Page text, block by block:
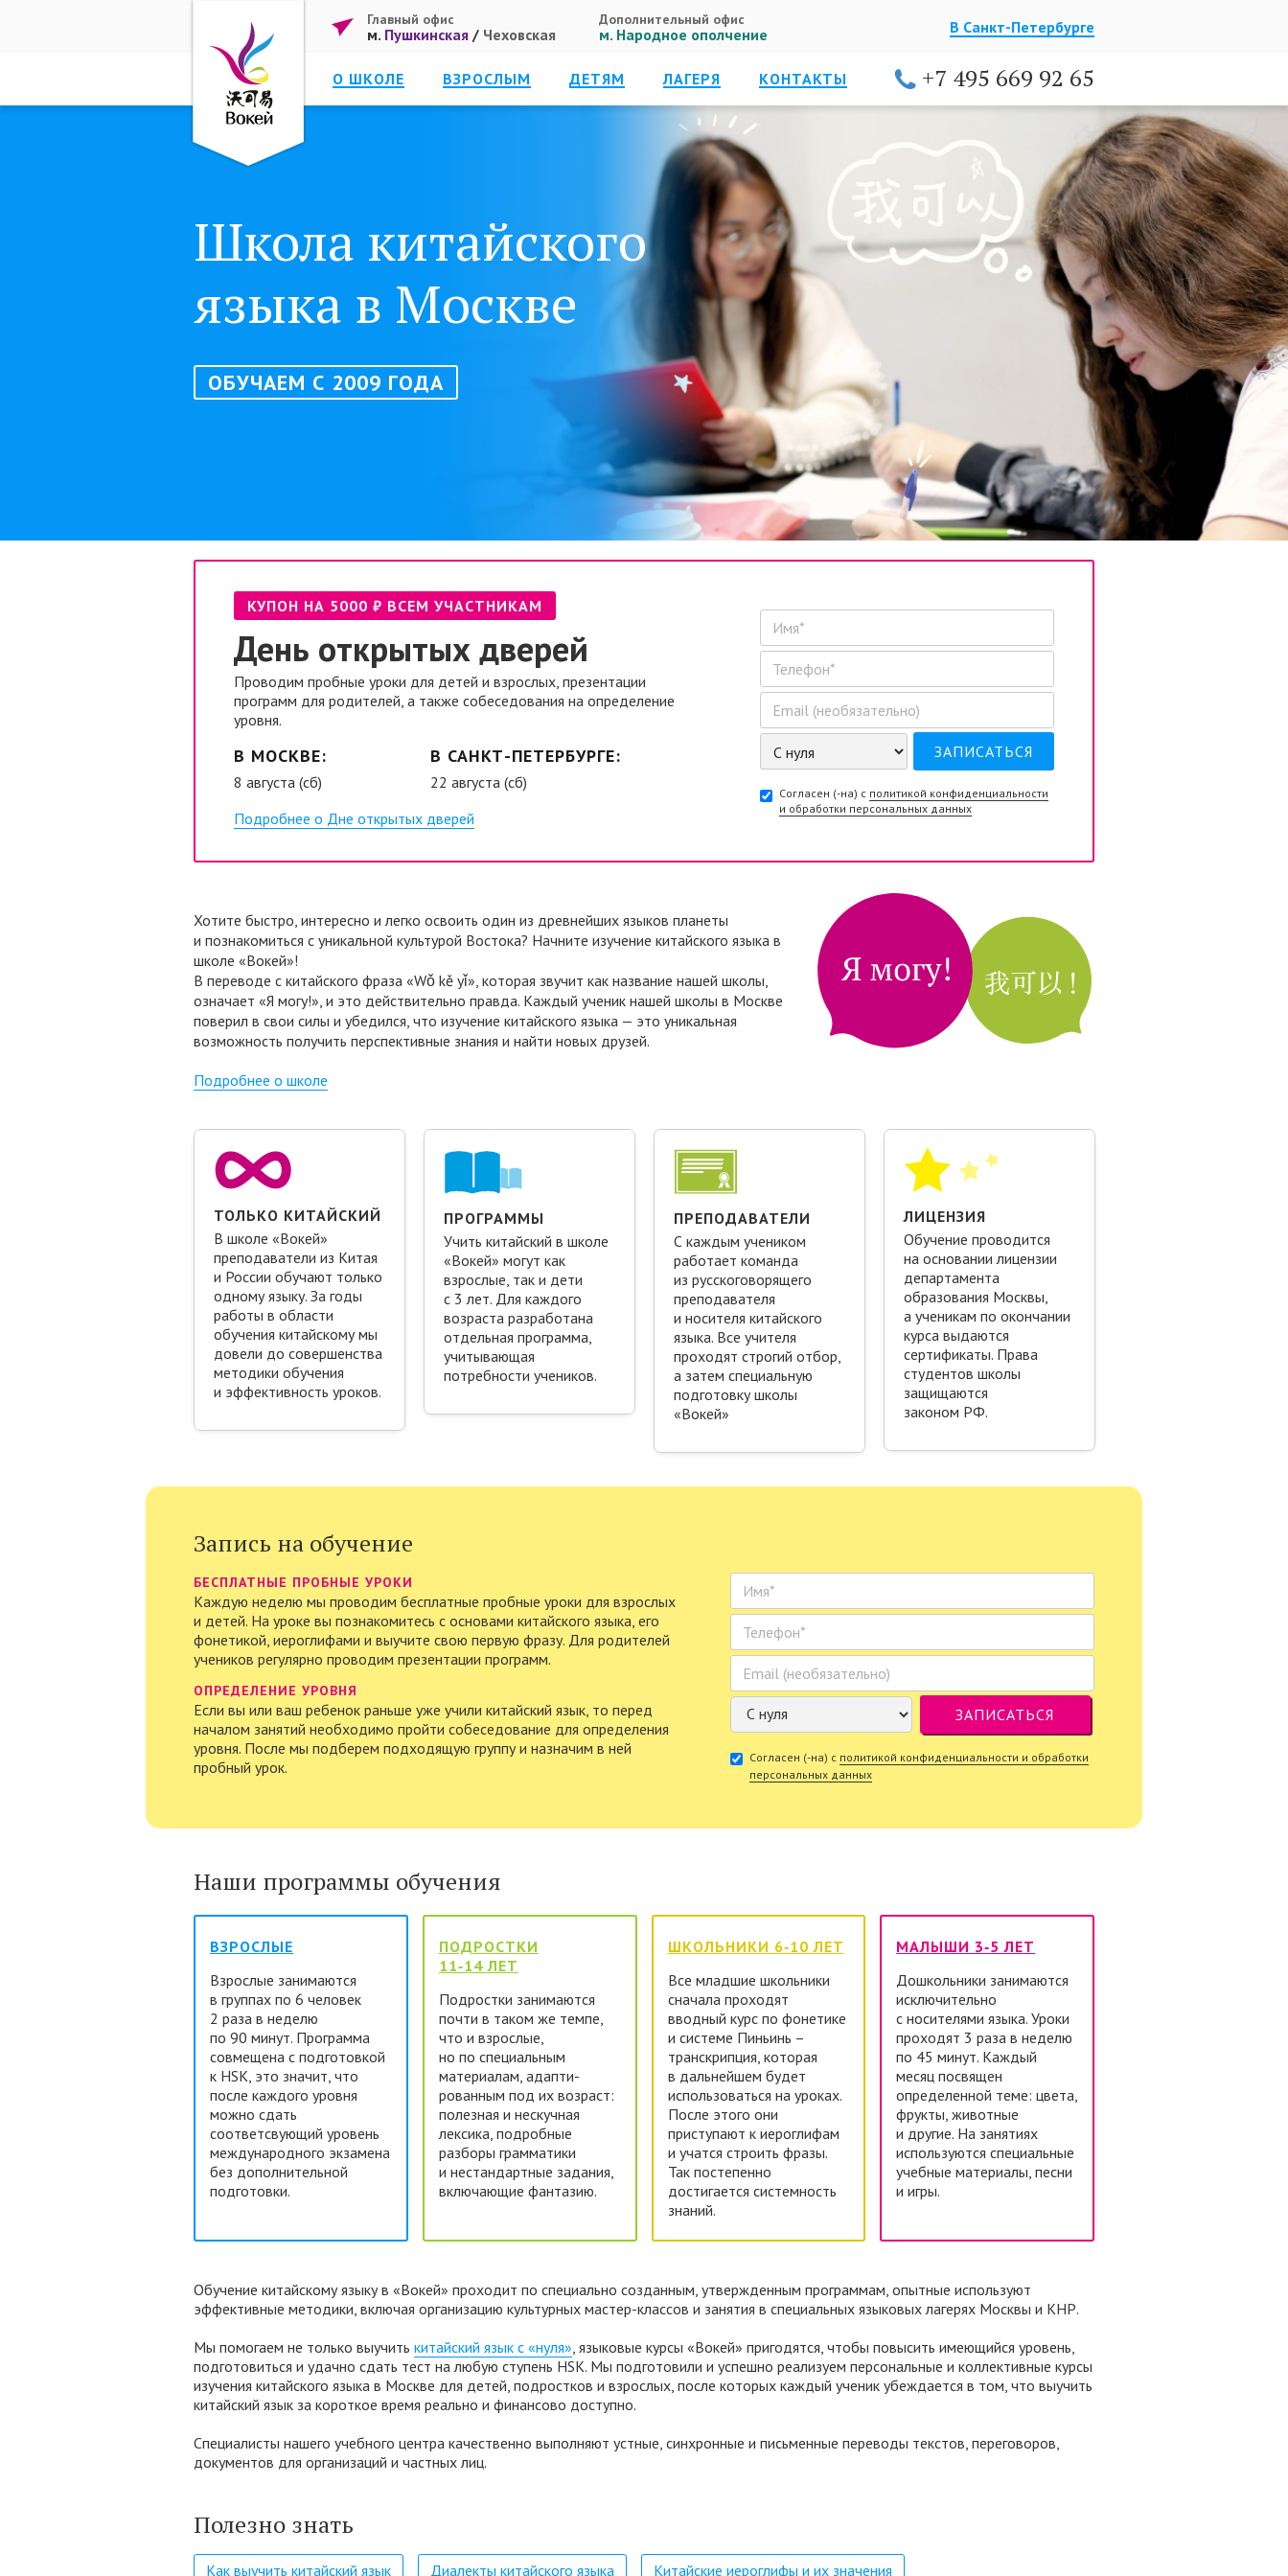
Главный офис
м. Пушкинская / Чеховская
Дополнительный офис
м. Народное ополчение В Санкт-Петербурге
О ШКОЛЕ ВЗРОСЛЫМ ДЕТЯМ ЛАГЕРЯ КОНТАКТЫ +7 495 669 92 65
Школа китайского
языка в Москве
ОБУЧАЕМ С 2009 ГОДА
КУПОН НА 5000 ₽ ВСЕМ УЧАСТНИКАМ
День открытых дверей
Проводим пробные уроки для детей и взрослых, презентации
программ для родителей, а также собеседования на определение
уровня.
В МОСКВЕ:
8 августа (сб)
В САНКТ-ПЕТЕРБУРГЕ:
22 августа (сб)
Подробнее о Дне открытых дверей
Согласен (-на) с политикой конфиденциальности
и обработки персональных данных
Хотите быстро, интересно и легко освоить один из древнейших языков планеты
и познакомиться с уникальной культурой Востока? Начните изучение китайского языка в
школе «Вокей»!
В переводе с китайского фраза «Wǒ kě yǐ», которая звучит как название нашей школы,
означает «Я могу!», и это действительно правда. Каждый ученик нашей школы в Москве
поверил в свои силы и убедился, что изучение китайского языка — это уникальная
возможность получить перспективные знания и найти новых друзей.
Подробнее о школе
ТОЛЬКО КИТАЙСКИЙ
В школе «Вокей»
преподаватели из Китая
и России обучают только
одному языку. За годы
работы в области
обучения китайскому мы
довели до совершенства
методики обучения
и эффективность уроков.
ПРОГРАММЫ
Учить китайский в школе
«Вокей» могут как
взрослые, так и дети
с 3 лет. Для каждого
возраста разработана
отдельная программа,
учитывающая
потребности учеников.
ПРЕПОДАВАТЕЛИ
С каждым учеником
рабо­тает команда
из русско­говорящего
препода­вателя
и носителя китайского
языка. Все учителя
проходят строгий отбор,
а затем специальную
подготовку школы
«Вокей»
ЛИЦЕНЗИЯ
Обучение проводится
на основании лицензии
департамента
образования Москвы,
а ученикам по окончании
курса выдаются
сертификаты. Права
студентов школы
защищаются
законом РФ.
Запись на обучение
БЕСПЛАТНЫЕ ПРОБНЫЕ УРОКИ
Каждую неделю мы проводим бесплатные пробные уроки для взрослых
и детей. На уроке вы познакомитесь c основами китайского языка, его
фонетикой, иероглифами и выучите свою первую фразу. Для родителей
учеников регулярно проводим презентации программ.
ОПРЕДЕЛЕНИЕ УРОВНЯ
Если вы или ваш ребенок раньше уже учили китайский язык, то перед
началом занятий необходимо пройти собеседование для определения
уровня. После мы подберем подходящую группу и назначим в ней
пробный урок.
Согласен (-на) с политикой конфиденциальности и обработки
персональных данных
Наши программы обучения
ВЗРОСЛЫЕ
Взрослые занимаются
в группах по 6 человек
2 раза в неделю
по 90 минут. Программа
совмещена с подготовкой
к HSK, это значит, что
после каждого уровня
можно сдать
соответсвующий уровень
международного экзамена
без дополнительной
подготовки.
ПОДРОСТКИ
11‑14 ЛЕТ
Подростки занимаются
почти в таком же темпе,
что и взрослые,
но по специальным
материалам, адапти­
рованным под их возраст:
полезная и нескучная
лексика, подробные
разборы грамматики
и нестан­дартные задания,
включающие фантазию.
ШКОЛЬНИКИ 6‑10 ЛЕТ
Все младшие школьники
сначала проходят
вводный курс по фонетике
и системе Пиньинь –
транскрипция, которая
в дальнейшем будет
использоваться на уроках.
После этого они
приступают к иероглифам
и учатся строить фразы.
Так постепенно
достигается системность
знаний.
МАЛЫШИ 3‑5 ЛЕТ
Дошкольники занимаются
исключительно
с носителями языка. Уроки
проходят 3 раза в неделю
по 45 минут. Каждый
месяц посвящен
определенной теме: цвета,
фрукты, животные
и другие. На занятиях
используются специальные
учебные материалы, песни
и игры.
Обучение китайскому языку в «Вокей» проходит по специально созданным, утвержденным программам, опытные используют
эффективные методики, включая организацию культурных мастер-классов и занятия в специальных языковых лагерях Москвы и КНР.
Мы помогаем не только выучить китайский язык с «нуля» , языковые курсы «Вокей» пригодятся, чтобы повысить имеющийся уровень,
подготовиться и удачно сдать тест на любую ступень HSK. Мы подготовили и успешно реализуем персональные и коллективные курсы
изучения китайского языка в Москве для детей, подростков и взрослых, после которых каждый ученик убеждается в том, что выучить
китайский язык за короткое время реально и финансово доступно.
Специалисты нашего учебного центра качественно выполняют устные, синхронные и письменные переводы текстов, переговоров,
документов для организаций и частных лиц.
Полезно знать
Как выучить китайский язык Диалекты китайского языка Китайские иероглифы и их значения